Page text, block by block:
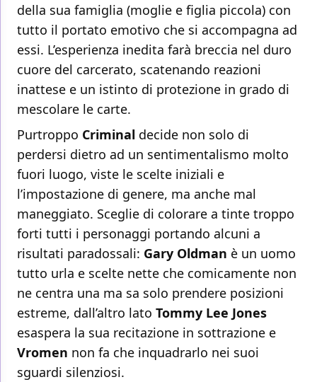
della sua famiglia (moglie e figlia piccola) con
tutto il portato emotivo che si accompagna ad
essi. L’esperienza inedita farà breccia nel duro
cuore del carcerato, scatenando reazioni
inattese e un istinto di protezione in grado di
mescolare le carte.
Purtroppo Criminal decide non solo di
perdersi dietro ad un sentimentalismo molto
fuori luogo, viste le scelte iniziali e
l’impostazione di genere, ma anche mal
maneggiato. Sceglie di colorare a tinte troppo
forti tutti i personaggi portando alcuni a
risultati paradossali: Gary Oldman è un uomo
tutto urla e scelte nette che comicamente non
ne centra una ma sa solo prendere posizioni
estreme, dall’altro lato Tommy Lee Jones
esaspera la sua recitazione in sottrazione e
Vromen non fa che inquadrarlo nei suoi
sguardi silenziosi.